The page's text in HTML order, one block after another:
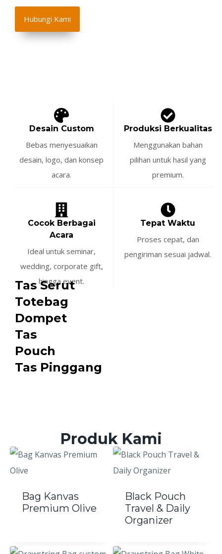
Hubungi Kami
Desain Custom
Bebas menyesuaikan
desain, logo, dan konsep
acara.
Produksi Berkualitas
Menggunakan bahan
pilihan untuk hasil yang
premium.
Cocok Berbagai
Acara
Ideal untuk seminar,
wedding, corporate gift,
hingga event.
Tepat Waktu
Proses cepat, dan
pengiriman sesuai jadwal.
Tas Serut
Totebag
Dompet
Tas
Pouch
Tas Pinggang
Produk Kami
Bag Kanvas
Premium Olive
Black Pouch
Travel & Daily
Organizer